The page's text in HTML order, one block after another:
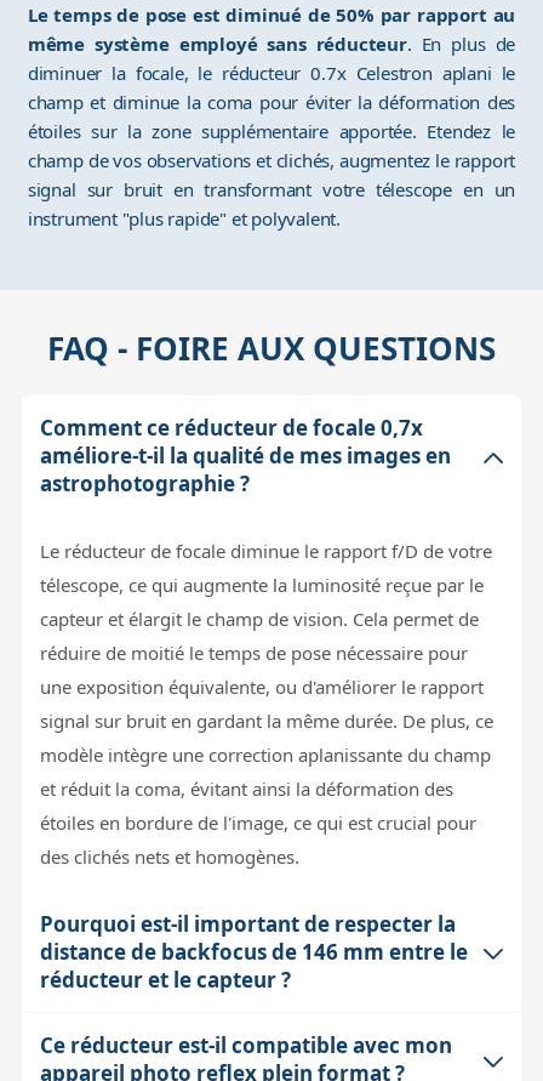
Le temps de pose est diminué de 50% par rapport au
même système employé sans réducteur. En plus de
diminuer la focale, le réducteur 0.7x Celestron aplani le
champ et diminue la coma pour éviter la déformation des
étoiles sur la zone supplémentaire apportée. Etendez le
champ de vos observations et clichés, augmentez le rapport
signal sur bruit en transformant votre télescope en un
instrument "plus rapide" et polyvalent.
FAQ - FOIRE AUX QUESTIONS
Comment ce réducteur de focale 0,7x
améliore-t-il la qualité de mes images en
astrophotographie ?
Le réducteur de focale diminue le rapport f/D de votre
télescope, ce qui augmente la luminosité reçue par le
capteur et élargit le champ de vision. Cela permet de
réduire de moitié le temps de pose nécessaire pour
une exposition équivalente, ou d'améliorer le rapport
signal sur bruit en gardant la même durée. De plus, ce
modèle intègre une correction aplanissante du champ
et réduit la coma, évitant ainsi la déformation des
étoiles en bordure de l'image, ce qui est crucial pour
des clichés nets et homogènes.
Pourquoi est-il important de respecter la
distance de backfocus de 146 mm entre le
réducteur et le capteur ?
La distance de backfocus est critique pour assurer la
Ce réducteur est-il compatible avec mon
appareil photo reflex plein format ?